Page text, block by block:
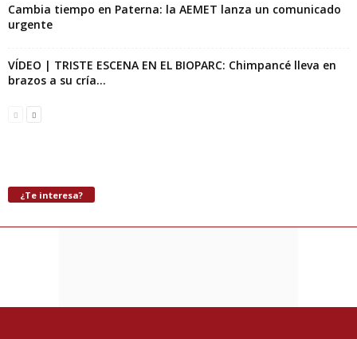
Cambia tiempo en Paterna: la AEMET lanza un comunicado
urgente
VÍDEO | TRISTE ESCENA EN EL BIOPARC: Chimpancé lleva en
brazos a su cría...
¿Te interesa?